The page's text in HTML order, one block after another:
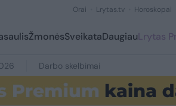
Orai Lrytas.tv Horoskopai
ŽmonėsSveikataDaugiauLrytas
Darbo skelbimai